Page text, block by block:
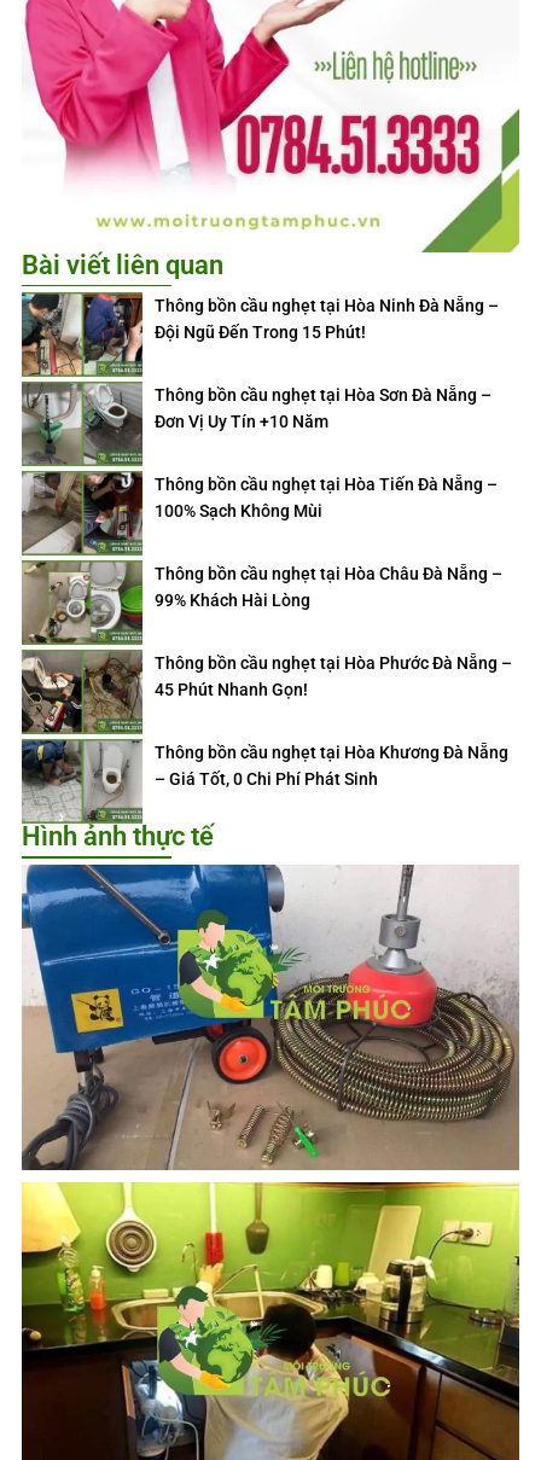
Bài viết liên quan
Thông bồn cầu nghẹt tại Hòa Ninh Đà Nẵng –
Đội Ngũ Đến Trong 15 Phút!
Thông bồn cầu nghẹt tại Hòa Sơn Đà Nẵng –
Đơn Vị Uy Tín +10 Năm
Thông bồn cầu nghẹt tại Hòa Tiến Đà Nẵng –
100% Sạch Không Mùi
Thông bồn cầu nghẹt tại Hòa Châu Đà Nẵng –
99% Khách Hài Lòng
Thông bồn cầu nghẹt tại Hòa Phước Đà Nẵng –
45 Phút Nhanh Gọn!
Thông bồn cầu nghẹt tại Hòa Khương Đà Nẵng
– Giá Tốt, 0 Chi Phí Phát Sinh
Hình ảnh thực tế